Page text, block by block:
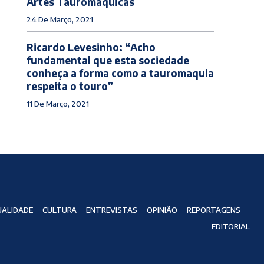
24 De Março, 2021
Ricardo Levesinho: “Acho
fundamental que esta sociedade
conheça a forma como a tauromaquia
respeita o touro”
11 De Março, 2021
CULTURA ENTREVISTAS OPINIÃO
REPORTAGENS
EDITORIAL